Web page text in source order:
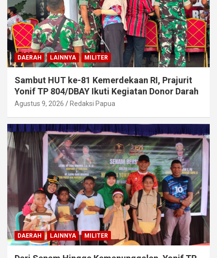
DAERAH LAINNYA MILITER
Sambut HUT ke-81 Kemerdekaan RI, Prajurit
Yonif TP 804/DBAY Ikuti Kegiatan Donor Darah
Agustus 9, 2026 Redaksi Papua
DAERAH LAINNYA MILITER